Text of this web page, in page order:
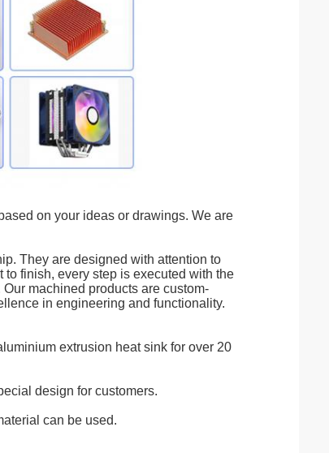
on your ideas or drawings. We are
They are designed with attention to
finish, every step is executed with the
machined products are custom-
in engineering and functionality.
extrusion heat sink for over 20
design for customers.
can be used.